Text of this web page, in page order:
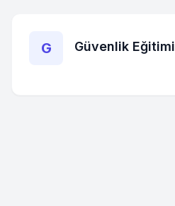
G Güvenlik Eğitimi